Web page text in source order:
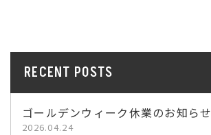
RECENT POSTS
ゴールデンウィーク休業のお知らせ
2026.04.24